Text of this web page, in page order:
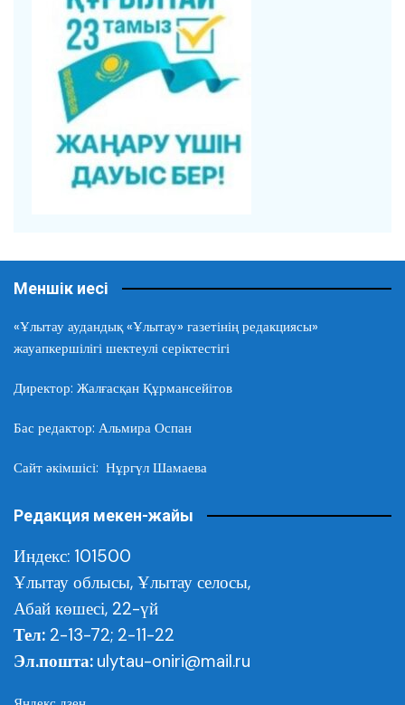
Меншік иесі
«Ұлытау аудандық «Ұлытау» газетінің редакциясы»
жауапкершілігі шектеулі серіктестігі
Директор: Жалғасқан Құрмансейітов
Бас редактор: Альмира Оспан
Сайт әкімшісі: Нұргүл Шамаева
Редакция мекен-жайы
Индекс: 101500
Ұлытау облысы, Ұлытау селосы,
Абай көшесі, 22-үй
Тел: 2-13-72; 2-11-22
Эл.пошта: ulytau-oniri@mail.ru